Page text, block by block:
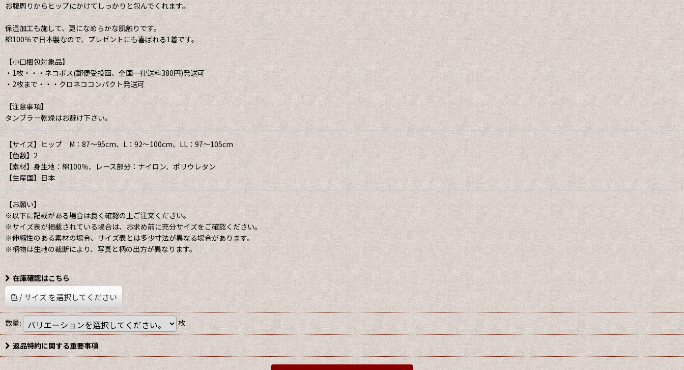
お腹周りからヒップにかけてしっかりと包んでくれます。
保湿加工も施して、更になめらかな肌触りです。
綿100％で日本製なので、プレゼントにも喜ばれる1着です。
【小口梱包対象品】
・1枚・・・ネコポス(郵便受投函、全国一律送料380円)発送可
・2枚まで・・・クロネココンパクト発送可
【注意事項】
タンブラー乾燥はお避け下さい。
【サイズ】ヒップ M：87〜95cm、L：92〜100cm、LL：97〜105cm
【色数】2
【素材】身生地：綿100％、レース部分：ナイロン、ポリウレタン
【生産国】日本
【お願い】
※以下に記載がある場合は良く確認の上ご注文ください。
※サイズ表が掲載されている場合は、お求め前に充分サイズをご確認ください。
※伸縮性のある素材の場合、サイズ表とは多少寸法が異なる場合があります。
※柄物は生地の裁断により、写真と柄の出方が異なります。
在庫確認はこちら
色/サイズを選択してください
数量: 枚
返品特約に関する重要事項